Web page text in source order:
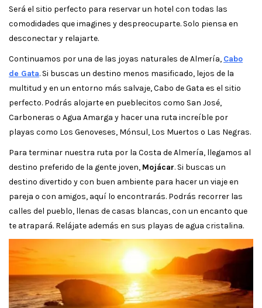
Será el sitio perfecto para reservar un hotel con todas las
comodidades que imagines y despreocuparte. Solo piensa en
desconectar y relajarte.
Continuamos por una de las joyas naturales de Almería, Cabo
de Gata. Si buscas un destino menos masificado, lejos de la
multitud y en un entorno más salvaje, Cabo de Gata es el sitio
perfecto. Podrás alojarte en pueblecitos como San José,
Carboneras o Agua Amarga y hacer una ruta increíble por
playas como Los Genoveses, Mónsul, Los Muertos o Las Negras.
Para terminar nuestra ruta por la Costa de Almería, llegamos al
destino preferido de la gente joven, Mojácar. Si buscas un
destino divertido y con buen ambiente para hacer un viaje en
pareja o con amigos, aquí lo encontrarás. Podrás recorrer las
calles del pueblo, llenas de casas blancas, con un encanto que
te atrapará. Relájate además en sus playas de agua cristalina.